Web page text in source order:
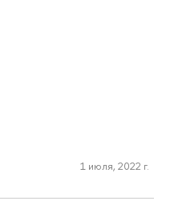
1 июля, 2022 г.